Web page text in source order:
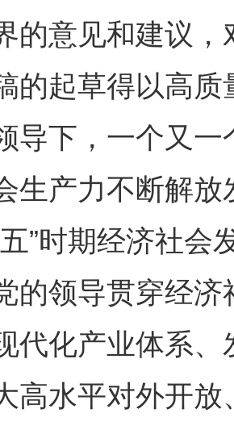
的意见和建议
的起草得以高质
导下，一个又
生产力不断解
”时期经济社会
的领导贯穿经
代化产业体系
高水平对外开